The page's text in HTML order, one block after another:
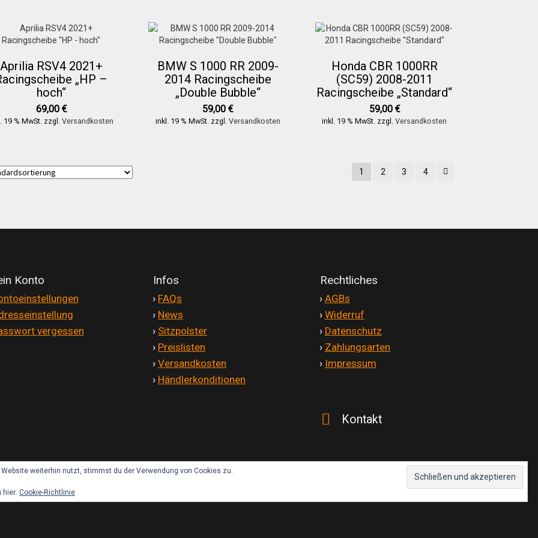
Aprilia RSV4 2021+
„HP –
hoch“
69,00 €
19 % MwSt. zzgl.Versandkosten
BMW S 1000 RR 2009-
2014 Racingscheibe
„Double Bubble“
59,00€
inkl. 19 % MwSt. zzgl. Versandkosten
Honda CBR 1000RR
(SC59) 2008-2011
Racingscheibe „Standard“
59,00 €
inkl. 19 % MwSt. zzgl.Versandkosten
1 2 3 4
Konto
vergessen
Infos
› FAQs
› News
› Sitzpolster
› Preislisten
›Versandkosten
› Händlerkonditionen
Rechtliches
› AGBs
› Widerruf
› Datenschutz
› Zahlungsarten
› Impressum
Kontakt
weiterhin nutzt, stimmst du der Verwendung von Cookies zu.
hier: Cookie-Richtlinie